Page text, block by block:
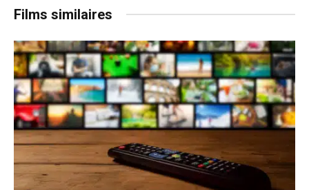
Films similaires